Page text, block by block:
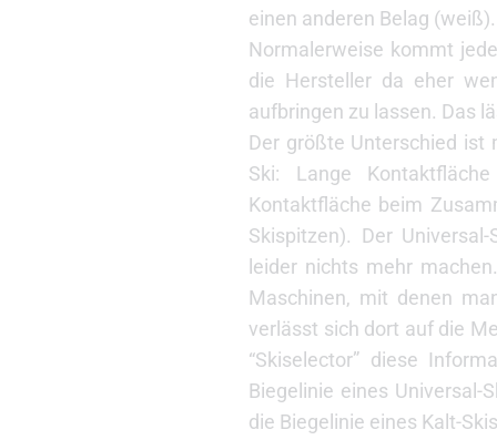
einen anderen Belag
Normalerweise kommt
die Hersteller da eher
aufbringen zu lassen. Das
Der größte Unterschied ist
Ski: Lange
Kontaktfläche beim
Skispitzen). Der
leider nichts mehr
Maschinen, mit denen
verlässt sich dort auf die
“Skiselector” diese
Biegelinie eines
die Biegelinie eines Kalt-